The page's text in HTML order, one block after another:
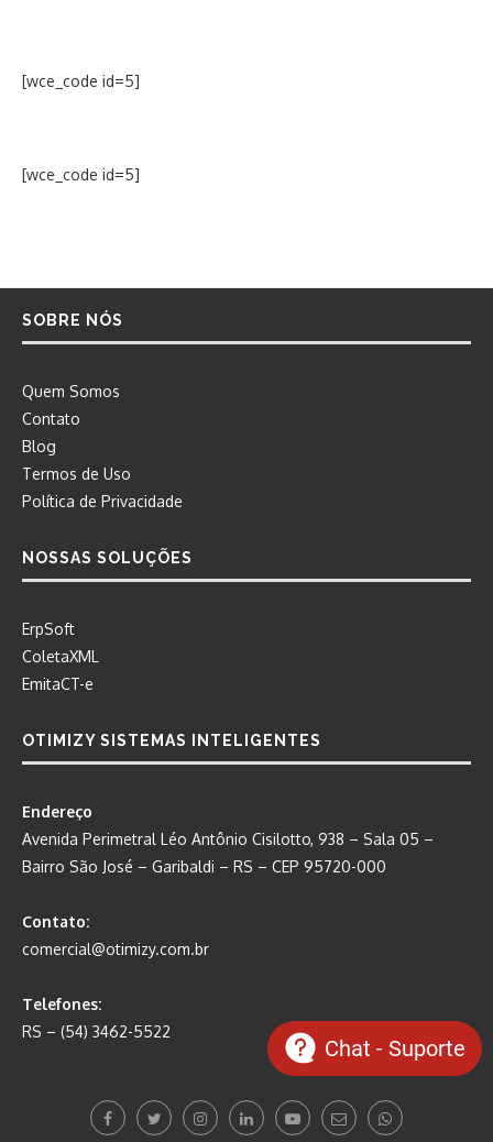
[wce_code id=5]
[wce_code id=5]
SOBRE NÓS
Quem Somos
Contato
Blog
Termos de Uso
Política de Privacidade
NOSSAS SOLUÇÕES
ErpSoft
ColetaXML
EmitaCT-e
OTIMIZY SISTEMAS INTELIGENTES
Endereço
Avenida Perimetral Léo Antônio Cisilotto, 938 – Sala 05 –
Bairro São José – Garibaldi – RS – CEP 95720-000
Contato:
comercial@otimizy.com.br
Telefones:
RS – (54) 3462-5522
Chat - Suporte